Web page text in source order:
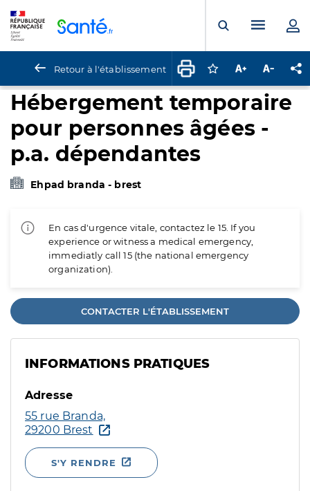
Ouvrir laMenu
Retour à l'établissement Connectez-vous
Augmenter la
Hébergement temporaire
pour personnes âgées -
p.a. dépendantes
Ehpad branda - brest
En cas d'urgence vitale, contactez le 15. If you
experience or witness a medical emergency,
immediatly call 15 (the national emergency
organization).
CONTACTER L'ÉTABLISSEMENT
INFORMATIONS PRATIQUES
Adresse
55 rue Branda,
29200 Brest
S'Y RENDRE